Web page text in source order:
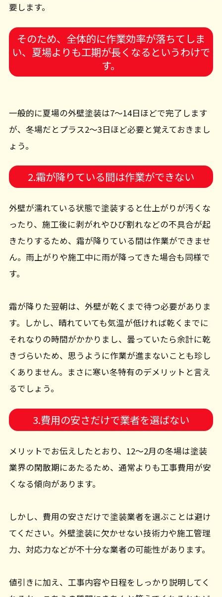
要します。
そのため、全体的に作業効率が落ちてしま
い、夏場よりも工期が長くなるというわけで
す。
一般的に夏場の外壁塗装は7～14日ほどで完了します
が、冬場だとプラス2～3日ほど必要と覚えておきまし
ょう。
2.霜が降りている間は作業ができない
外壁が濡れている状態で塗装すると仕上がりが汚くな
ったり、施工後に剥がれやひび割れなどの不具合が起
きたりするため、霜が降りている間は作業ができませ
ん。雨上がりや施工中に雨が降ってきた場合も同様で
す。
霜が降りた翌朝は、外壁が乾くまで待つ必要がありま
す。しかし、晴れていても気温が低ければ乾くまでに
それなりの時間がかかりまし、曇っていたら余計に乾
きづらいため、思うように作業が進まないことも珍し
くありません。まさに寒い冬特有のデメリットと言え
るでしょう。
3.費用の安さだけで業者を選ばない
メリットでお伝えしたとおり、12～2月の冬場は塗装
業界の閑散期にあたるため、通常よりも工事費用が安
くなる傾向があります。
しかし、費用の安さだけで塗装業者を選ぶことは避け
てください。外壁塗装に欠かせない技術力や施工管理
力、対応力などが不十分な業者の可能性があります。
値引きに加え、工事内容や日程をしっかり説明してく